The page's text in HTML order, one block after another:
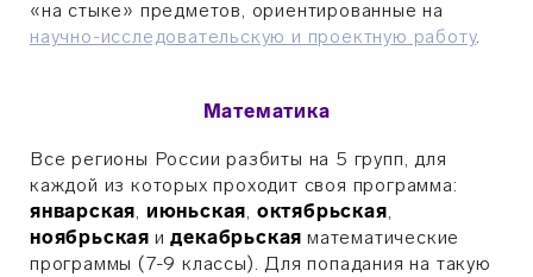
«на стыке» предметов, ориентированные на
научно-исследовательскую и проектную работу.
Математика
Все регионы России разбиты на 5 групп, для
каждой из которых проходит своя программа:
январская, июньская, октябрьская,
ноябрьская идекабрьскаяматематические
программы (7-9 классы). Для попадания на такую